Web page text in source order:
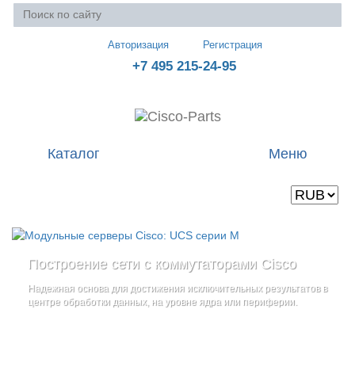
Авторизация Регистрация
+7 495 215-24-95
Меню
Каталог
Построение сети с коммутаторами Cisco
Надежная основа для достижения исключительных результатов в
центре обработки данных, на уровне ядра или периферии.
Стоечные серверы Cisco UCS серии C
Созданы для сокращения общей стоимости владенияи
повышение адаптивности Вашего бизнеса
дополнительные компоненты